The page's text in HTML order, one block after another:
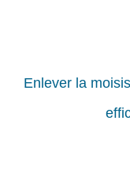
Enlever la